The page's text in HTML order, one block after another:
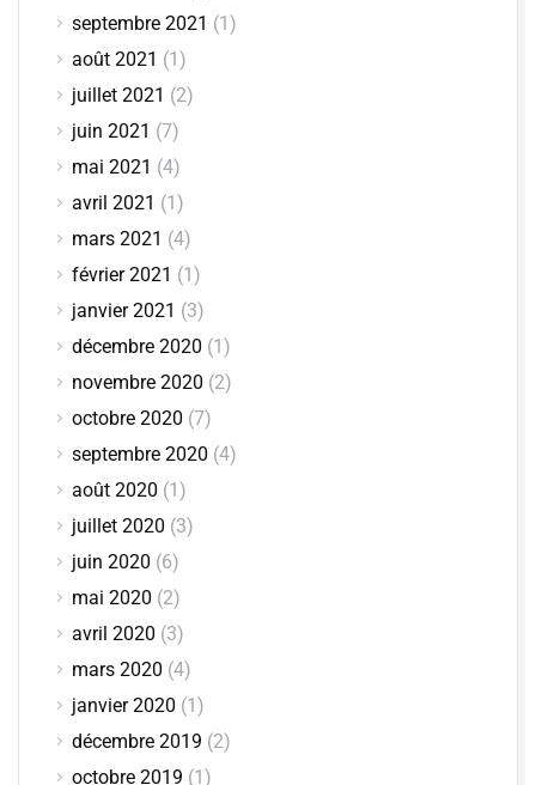
septembre 2021 (1)
août 2021 (1)
juillet 2021 (2)
juin 2021 (7)
mai 2021 (4)
avril 2021 (1)
mars 2021 (4)
février 2021 (1)
janvier 2021 (3)
décembre 2020 (1)
novembre 2020 (2)
octobre 2020 (7)
septembre 2020 (4)
août 2020 (1)
juillet 2020 (3)
juin 2020 (6)
mai 2020 (2)
avril 2020 (3)
mars 2020 (4)
janvier 2020 (1)
décembre 2019 (2)
octobre 2019 (1)